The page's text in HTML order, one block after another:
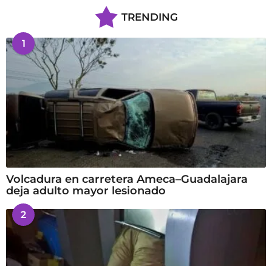
TRENDING
1
Volcadura en carretera Ameca–Guadalajara
deja adulto mayor lesionado
2